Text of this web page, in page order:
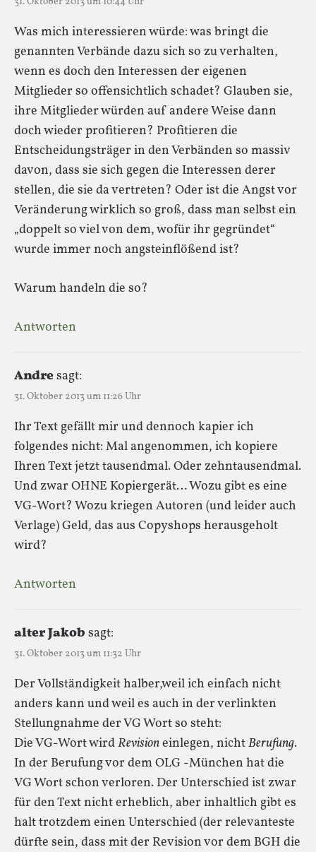
Was mich interessieren würde: was bringt die
genannten Verbände dazu sich so zu verhalten,
wenn es doch den Interessen der eigenen
Mitglieder so offensichtlich schadet? Glauben sie,
ihre Mitglieder würden auf andere Weise dann
doch wieder profitieren? Profitieren die
Entscheidungsträger in den Verbänden so massiv
davon, dass sie sich gegen die Interessen derer
stellen, die sie da vertreten? Oder ist die Angst vor
Veränderung wirklich so groß, dass man selbst ein
„doppelt so viel von dem, wofür ihr gegründet“
wurde immer noch angsteinflößend ist?
Warum handeln die so?
Antworten
Andresagt:
31. Oktober 2013 um 11:26 Uhr
Ihr Text gefällt mir und dennoch kapier ich
folgendes nicht: Mal angenommen, ich kopiere
Ihren Text jetzt tausendmal. Oder zehntausendmal.
Und zwar OHNE Kopiergerät… Wozu gibt es eine
VG-Wort? Wozu kriegen Autoren (und leider auch
Verlage) Geld, das aus Copyshops herausgeholt
wird?
Antworten
alter Jakob sagt:
31. Oktober 2013 um 11:32 Uhr
Der Vollständigkeit halber,weil ich einfach nicht
anders kann und weil es auch in der verlinkten
Stellungnahme der VG Wort so steht:
Die VG-Wort wirdRevisioneinlegen, nichtBerufung.
In der Berufung vor dem OLG -München hat die
VG Wort schon verloren. Der Unterschied ist zwar
für den Text nicht erheblich, aber inhaltlich gibt es
halt trotzdem einen Unterschied (der relevanteste
dürfte sein, dass mit der Revision vor dem BGH die